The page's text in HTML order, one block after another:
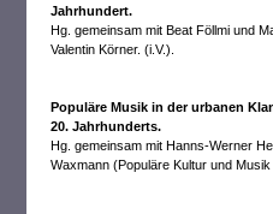
Jahrhundert.
Hg. gemeinsam mit Beat Föllmi und
Valentin Körner. (i.V.).
Populäre Musik in der urbanen
20. Jahrhunderts.
Hg. gemeinsam mit Hanns-Werner
Waxmann (Populäre Kultur und Musik